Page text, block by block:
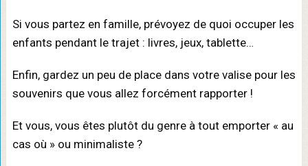
Si vous partez en famille, prévoyez de quoi occuper les
enfants pendant le trajet : livres, jeux, tablette…
Enfin, gardez un peu de place dans votre valise pour les
souvenirs que vous allez forcément rapporter !
Et vous, vous êtes plutôt du genre à tout emporter « au
cas où » ou minimaliste ?